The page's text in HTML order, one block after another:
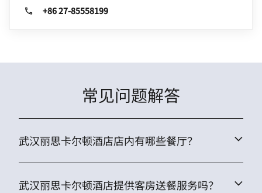
+86 27-85558199
常见问题解答
武汉丽思卡尔顿酒店店内有哪些餐厅？
武汉丽思卡尔顿酒店提供客房送餐服务吗？